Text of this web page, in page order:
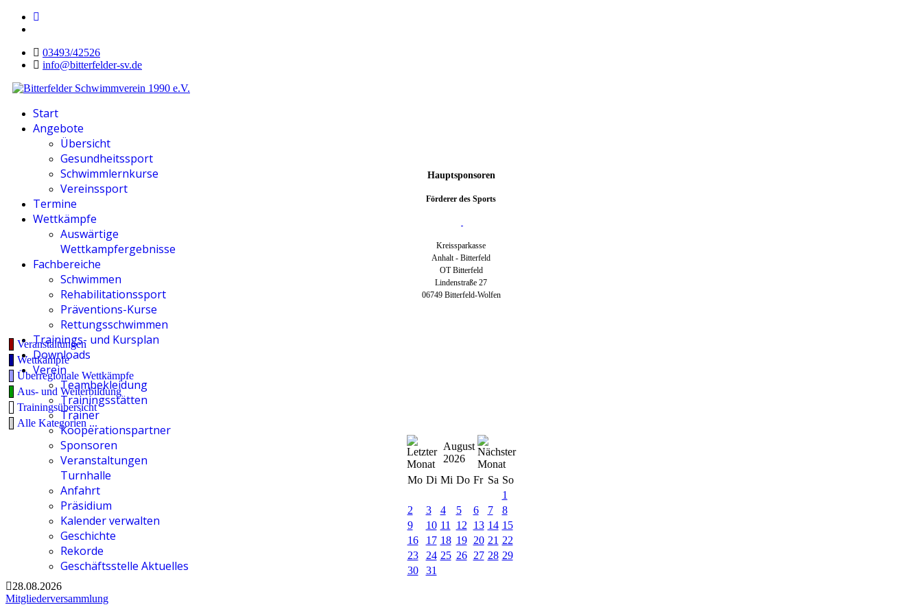
03493/42526
info@bitterfelder-sv.de
Start
Angebote
Übersicht
Gesundheitssport
Schwimmlernkurse
Vereinssport
Termine
Wettkämpfe
Auswärtige
Wettkampfergebnisse
Fachbereiche
Schwimmen
Rehabilitationssport
Präventions-Kurse
Rettungsschwimmen
Trainings- und Kursplan
Downloads
Verein
Teambekleidung
Trainingsstätten
Trainer
Kooperationspartner
Sponsoren
Veranstaltungen
Turnhalle
Anfahrt
Präsidium
Kalender verwalten
Geschichte
Rekorde
Geschäftsstelle Aktuelles
Hauptsponsoren
Förderer des Sports
Kreissparkasse
Anhalt - Bitterfeld
OT Bitterfeld
Lindenstraße 27
06749 Bitterfeld-Wolfen
Veranstaltungen
Wettkämpfe
Überregionale Wettkämpfe
Aus- und Weiterbildung
Trainingsübersicht
Alle Kategorien ...
August
2026
Mo Di Mi Do Fr Sa So
1
2
3 4 5 6 7
8
9
10 11 12 13 14 15
16
17 18 19 20 21 22
23
24 25 26 27 28 29
30
31
28.08.2026
Mitgliederversammlung